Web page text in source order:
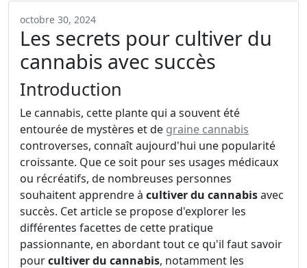
octobre 30, 2024
Les secrets pour cultiver du
cannabis avec succès
Introduction
Le cannabis, cette plante qui a souvent été
entourée de mystères et de graine cannabis
controverses, connaît aujourd'hui une popularité
croissante. Que ce soit pour ses usages médicaux
ou récréatifs, de nombreuses personnes
souhaitent apprendre à cultiver du cannabisavec
succès. Cet article se propose d'explorer les
différentes facettes de cette pratique
passionnante, en abordant tout ce qu'il faut savoir
pourcultiver du cannabis, notamment les